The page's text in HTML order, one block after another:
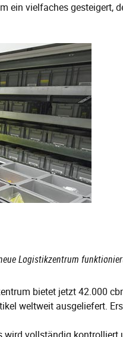
ein vielfaches gesteigert,
Logistikzentrum
bietet jetzt 42.000
weltweit ausgeliefert.